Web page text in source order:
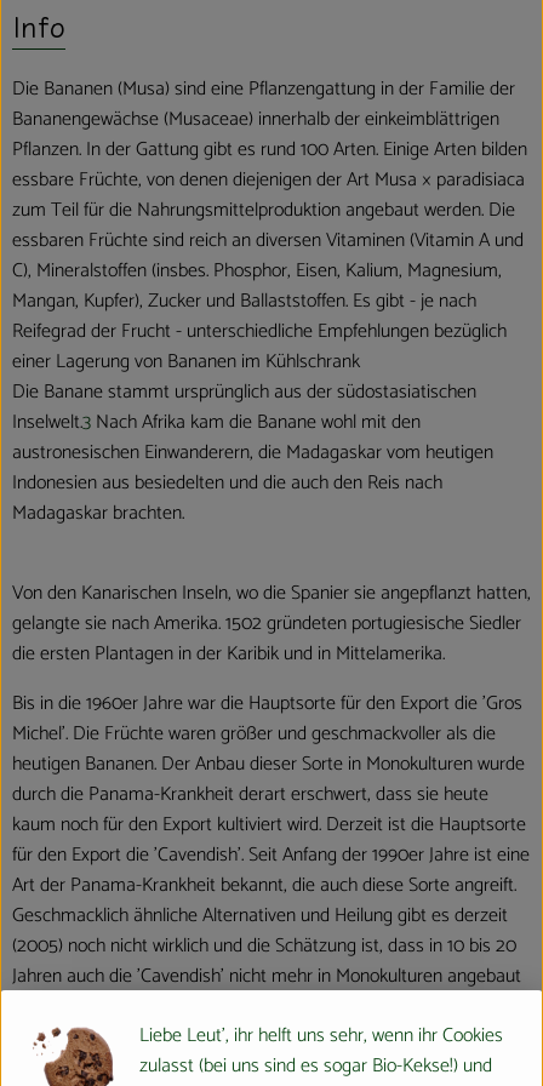
Info
Die Bananen (Musa) sind eine Pflanzengattung in der Familie der
Bananengewächse (Musaceae) innerhalb der einkeimblättrigen
Pflanzen. In der Gattung gibt es rund 100 Arten. Einige Arten bilden
essbare Früchte, von denen diejenigen der Art Musa × paradisiaca
zum Teil für die Nahrungsmittelproduktion angebaut werden. Die
essbaren Früchte sind reich an diversen Vitaminen (Vitamin A und
C), Mineralstoffen (insbes. Phosphor, Eisen, Kalium, Magnesium,
Mangan, Kupfer), Zucker und Ballaststoffen. Es gibt - je nach
Reifegrad der Frucht - unterschiedliche Empfehlungen bezüglich
einer Lagerung von Bananen im Kühlschrank
Die Banane stammt ursprünglich aus der südostasiatischen
Inselwelt.3Nach Afrika kam die Banane wohl mit den
austronesischen Einwanderern, die Madagaskar vom heutigen
Indonesien aus besiedelten und die auch den Reis nach
Madagaskar brachten.
Von den Kanarischen Inseln, wo die Spanier sie angepflanzt hatten,
gelangte sie nach Amerika. 1502 gründeten portugiesische Siedler
die ersten Plantagen in der Karibik und in Mittelamerika.
Bis in die 1960er Jahre war die Hauptsorte für den Export die 'Gros
Michel'. Die Früchte waren größer und geschmackvoller als die
heutigen Bananen. Der Anbau dieser Sorte in Monokulturen wurde
durch die Panama-Krankheit derart erschwert, dass sie heute
kaum noch für den Export kultiviert wird. Derzeit ist die Hauptsorte
für den Export die 'Cavendish'. Seit Anfang der 1990er Jahre ist eine
Art der Panama-Krankheit bekannt, die auch diese Sorte angreift.
Geschmacklich ähnliche Alternativen und Heilung gibt es derzeit
(2005) noch nicht wirklich und die Schätzung ist, dass in 10 bis 20
Jahren auch die 'Cavendish' nicht mehr in Monokulturen angebaut
'Cavendish' war bisher nicht erfolgreich – daher wird derzeit
intensiv an transgenen Bananenlinien geforscht. Ein Einkreuzen ist
Liebe Leut', ihr helft uns sehr, wenn ihr Cookies
zulasst (bei uns sind es sogar Bio-Kekse!) und